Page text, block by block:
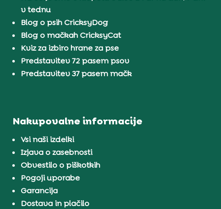
v tednu
Blog o psih CricksyDog
Blog o mačkah CricksyCat
Kviz za izbiro hrane za pse
Predstavitev 72 pasem psov
Predstavitev 37 pasem mačk
Nakupovalne informacije
Vsi naši izdelki
Izjava o zasebnosti
Obvestilo o piškotkih
Pogoji uporabe
Garancija
Dostava in plačilo